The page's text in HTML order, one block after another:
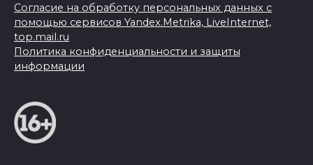
Согласие на обработку персональных данных с
помощью сервисов Yandex.Metrika, LiveInternet,
top.mail.ru
Политика конфиденциальности и защиты
информации